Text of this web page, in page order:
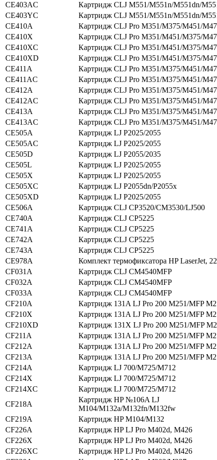
CE403AC
Картридж CLJ M551/M551n/M551dn/
CE403YC
Картридж CLJ M551/M551n/M551dn/
CE410A
Картридж CLJ Pro M351/M375/M451/
CE410X
Картридж CLJ Pro M351/M451/M375/
CE410XC
Картридж CLJ Pro M351/M451/M375/
CE410XD
Картридж CLJ Pro M351/M451/M375/
CE411A
Картридж CLJ Pro M351/M375/M451/
CE411AC
Картридж CLJ Pro M351/M375/M451/
CE412A
Картридж CLJ Pro M351/M375/M451/
CE412AC
Картридж CLJ Pro M351/M375/M451/
CE413A
Картридж CLJ Pro M351/M375/M451/
CE413AC
Картридж CLJ Pro M351/M375/M451/
CE505A
Картридж LJ P2025/2055
CE505AC
Картридж LJ P2025/2055
CE505D
Картридж LJ P2055/2035
CE505L
Картридж LJ P2025/2055
CE505X
Картридж LJ P2025/2055
CE505XC
Картридж LJ P2055dn/P2055x
CE505XD
Картридж LJ P2025/2055
CE506A
Картридж CLJ CP3520/CM3530/LJ500
CE740A
Картридж CLJ CP5225
CE741A
Картридж CLJ CP5225
CE742A
Картридж CLJ CP5225
CE743A
Картридж CLJ CP5225
CE978A
Комплект термофиксатора HP LaserJet,
CF031A
Картридж CLJ CM4540MFP
CF032A
Картридж CLJ CM4540MFP
CF033A
Картридж CLJ CM4540MFP
CF210A
Картридж 131A LJ Pro 200 M251/MFP
CF210X
Картридж 131A LJ Pro 200 M251/MFP
CF210XD
Картридж 131X LJ Pro 200 M251/MFP
CF211A
Картридж 131A LJ Pro 200 M251/MFP
CF212A
Картридж 131A LJ Pro 200 M251/MFP
CF213A
Картридж 131A LJ Pro 200 M251/MFP
CF214A
Картридж LJ 700/M725/M712
CF214X
Картридж LJ 700/M725/M712
CF214XC
Картридж LJ 700/M725/M712
CF218A
Картридж HP №106A LJ
M104/M132a/M132fn/M132fw
CF219A
Картридж HP M104/M132
CF226A
Картридж HP LJ Pro M402d, M426
CF226X
Картридж HP LJ Pro M402d, M426
CF226XC
Картридж HP LJ Pro M402d, M426